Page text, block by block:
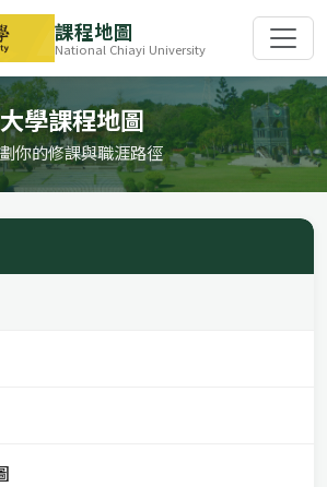
課程地圖
National Chiayi University
學課程地圖
你的修課與職涯路徑